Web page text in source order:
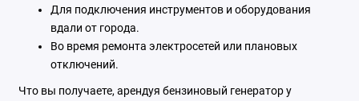
Для подключения инструментов и оборудования
вдали от города.
Во время ремонта электросетей или плановых
отключений.
Что вы получаете, арендуя бензиновый генератор у